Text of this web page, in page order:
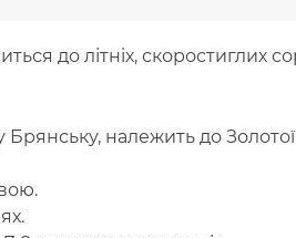
до літніх, скоростиглих
належить до Золотої